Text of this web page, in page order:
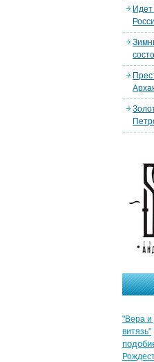
Идет
"Вера и
витязь"